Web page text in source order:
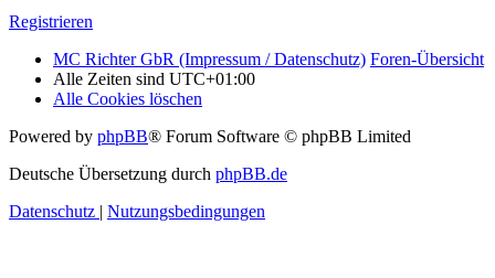
Registrieren
MC Richter GbR (Impressum / Datenschutz) Foren-Übersicht
Alle Zeiten sind UTC+01:00
Alle Cookies löschen
Powered by phpBB® Forum Software © phpBB Limited
Deutsche Übersetzung durch phpBB.de
Datenschutz | Nutzungsbedingungen